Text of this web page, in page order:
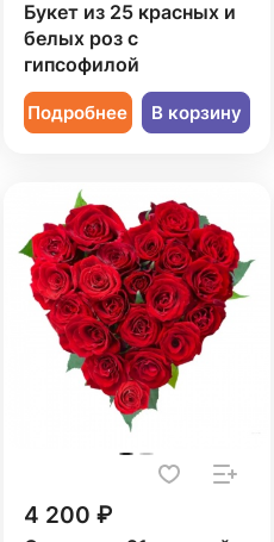
Букет из 25 красных и
белых роз с
гипсофилой
Подробнее В корзину
4 200 ₽